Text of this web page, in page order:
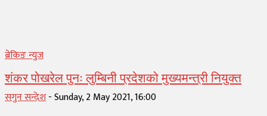
ब्रेकिङ न्युज
शंकर पोखरेल पुनः लुम्बिनी प्रदेशको मुख्यमन्त्री नियुक्त
सगुन सन्देश-Sunday, 2 May 2021, 16:00